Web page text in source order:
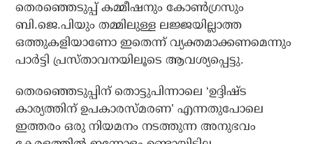
തെരഞ്ഞെടുപ്പ് കമ്മീഷനും കോണ്‍ഗ്രസും
ബി.ജെ.പിയും തമ്മിലുള്ള ലജ്ജയില്ലാത്ത
ഒത്തുകളിയാണോ ഇതെന്ന് വ്യക്തമാക്കണമെന്നും
പാര്‍ട്ടി പ്രസ്താവനയിലൂടെ ആവശ്യപ്പെട്ടു.
തെരഞ്ഞെടുപ്പിന് തൊട്ടുപിന്നാലെ ‘ഉദ്ദിഷ്ട
കാര്യത്തിന് ഉപകാരസ്മരണ’ എന്നതുപോലെ
ഇത്തരം ഒരു നിയമനം നടത്തുന്ന അനുഭവം